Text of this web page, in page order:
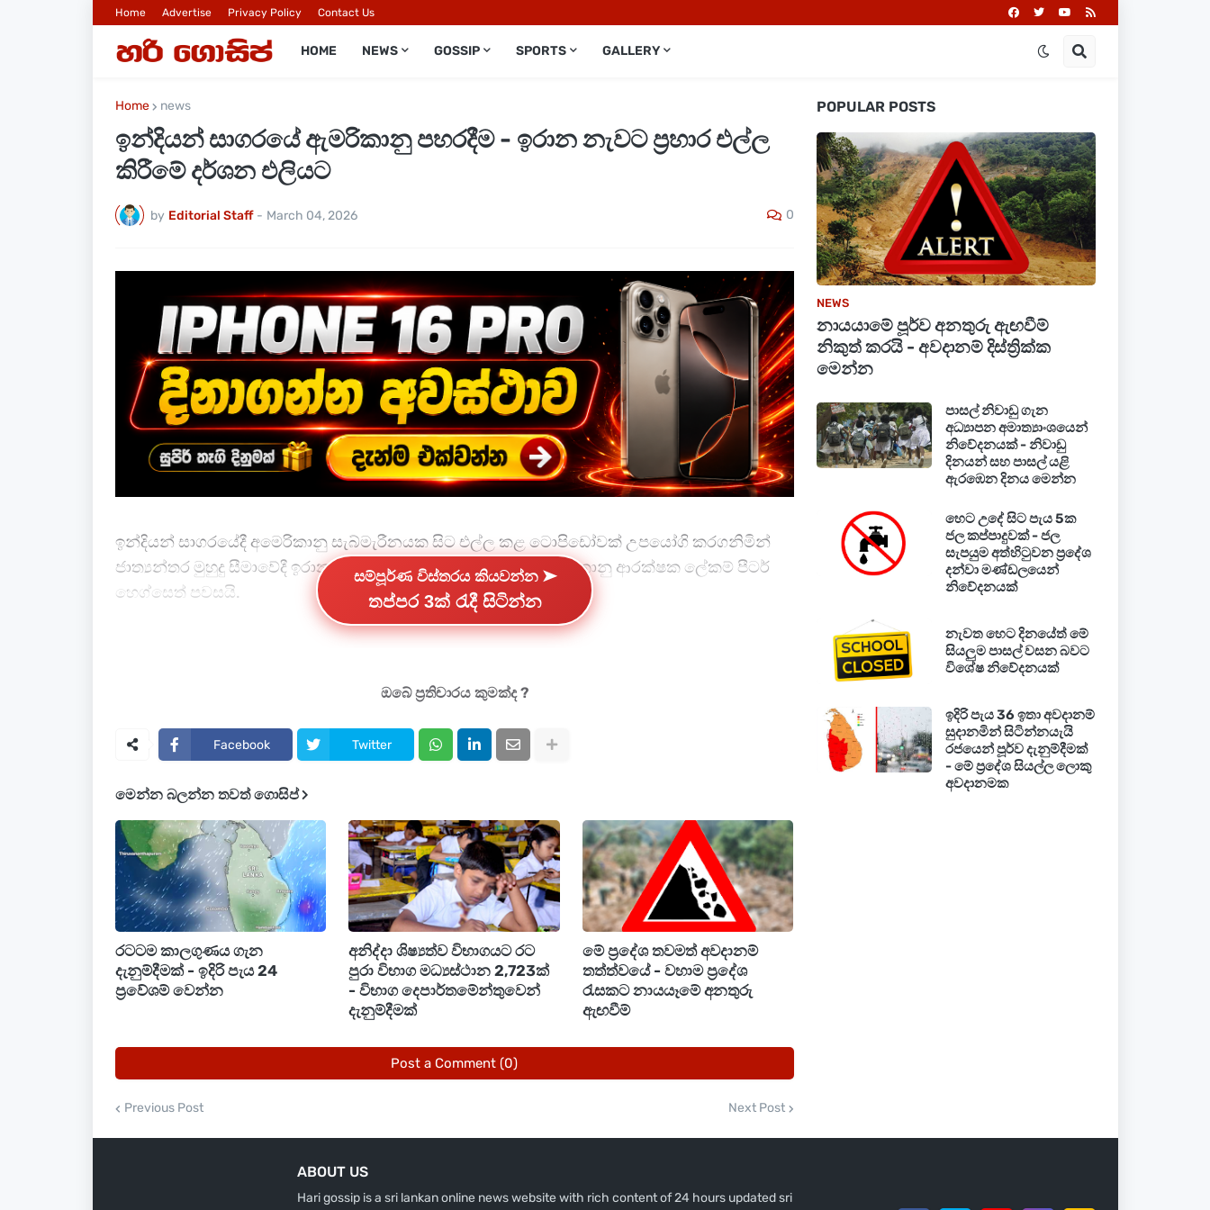
Home Advertise Privacy Policy Contact Us
HOME NEWS GOSSIP SPORTS GALLERY
Home news
ඉන්දියන් සාගරයේ ඇමරිකානු පහරදීම - ඉරාන නැවට ප්‍රහාර එල්ල
කිරීමේ දර්ශන එලියට
by Editorial Staff - March 04, 2026 0
ඉන්දියන් සාගරයේදී අමෙරිකානු සැබ්මැරීනයක සිට එල්ල කළ ටොපිඩෝවක් උපයෝගි කරගනිමින්
ජාත්‍යන්තර මුහුදු සීමාවේදී ඉරාන නෞකාවක් මුහුදු බත්කළ බව අමෙරිකානු ආරක්ෂක ලේකම් පීටර්
හෙග්සෙත් පවසයි.
එම පහරදීමේ දර්ශන මේ වනවිට මාධ්‍ය වෙත නිකුත් වී ඇත,
සම්පූර්ණ විස්තරය කියවන්න ➤
තප්පර 3ක් රැදී සිටින්න
ඔබේ ප්‍රතිචාරය කුමක්ද ?
Facebook Twitter
මෙන්න බලන්න තවත් ගොසිප්
රටටම කාලගුණය ගැන
දැනුම්දීමක් - ඉදිරි පැය 24
ප්‍රවේශම් වෙන්න
අනිද්දා ශිෂ්‍යත්ව විභාගයට රට
පුරා විභාග මධ්‍යස්ථාන 2,723ක්
- විභාග දෙපාර්තමේන්තුවෙන්
දැනුම්දීමක්
මේ ප්‍රදේශ තවමත් අවදානම්
තත්ත්වයේ - වහාම ප්‍රදේශ
රැසකට නායයෑමේ අනතුරු
ඇඟවීම්
Post a Comment (0)
Previous Post Next Post
POPULAR POSTS
NEWS
නායයාමේ පූර්ව අනතුරු ඇඟවීම්
නිකුත් කරයි - අවදානම් දිස්ත්‍රික්ක
මෙන්න
පාසල් නිවාඩු ගැන
අධ්‍යාපන අමාත්‍යාංශයෙන්
නිවේදනයක් - නිවාඩු
දිනයන් සහ පාසල් යළි
ඇරඹෙන දිනය මෙන්න
හෙට උදේ සිට පැය 5ක
ජල කප්පාදුවක් - ජල
සැපයුම අත්හිටුවන ප්‍රදේශ
දන්වා මණ්ඩලයෙන්
නිවේදනයක්
නැවත හෙට දිනයේත් මේ
සියලුම පාසල් වසන බවට
විශේෂ නිවේදනයක්
ඉදිරි පැය 36 ඉතා අවදානම්
සුදානමින් සිටින්නයැයි
රජයෙන් පූර්ව දැනුම්දීමක්
- මේ ප්‍රදේශ සියල්ල ලොකු
අවදානමක
ABOUT US
Hari gossip is a sri lankan online news website with rich content of 24 hours updated sri